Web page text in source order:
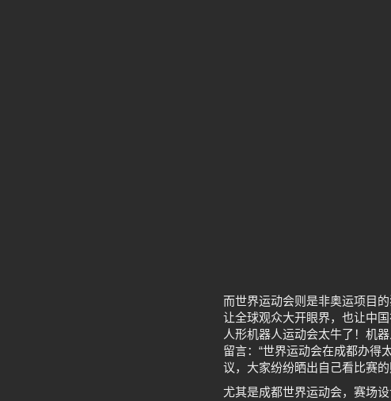
而世界运动会则是非奥运项目
让全球观众大开眼界，也让中
人形机器人运动会太牛了！机
留言：“世界运动会在成都办得
议，大家纷纷晒出自己看比赛
尤其是成都世界运动会，赛场